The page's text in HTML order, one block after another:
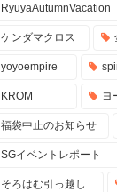
RyuyaAutumnVacation
ケンダマクロス
yoyoempire
KROM ヨ
福袋中止のお知らせ
SGイベントレポート
そろはむ引っ越し